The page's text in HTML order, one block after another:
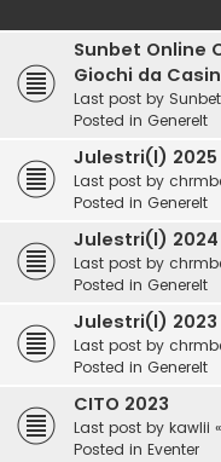
Sunbet Online
Giochi da
Last post by
Posted in Generelt
Julestri(l) 2025
Last post by
Posted in Generelt
Julestri(l) 2024
Last post by
Posted in Generelt
Julestri(l) 2023
Last post by
Posted in Generelt
CITO 2023
Last post by kawlii «
Posted in Eventer